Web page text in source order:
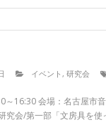
イベント , 研究会
16:30 会場：名古屋市
究会/第一部「文房具を使